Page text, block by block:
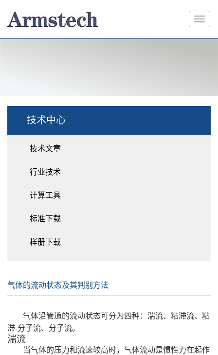
技术中心
技术文章
行业技术
计算工具
标准下载
样册下载
气体的流动状态及其判别方法
气体沿管道的流动状态可分为四种 ： 湍流、粘滞流、粘
滞-分子流、分子流。
湍流
当气体的压力和流速较高时， 气体流动是惯性力在起作